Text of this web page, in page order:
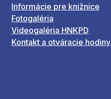
Informácie pre knižnice
Fotogaléria
Videogaléria HNKPD
Kontakt a otváracie hodiny